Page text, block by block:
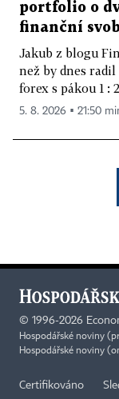
portfolio o
finanční
Jakub z blogu
než by dnes
forex s pákou 1 :
5. 8. 2026 ▪ 21:50
© 1996-2026
Hospodářské noviny
Hospodářské noviny
Certifikováno